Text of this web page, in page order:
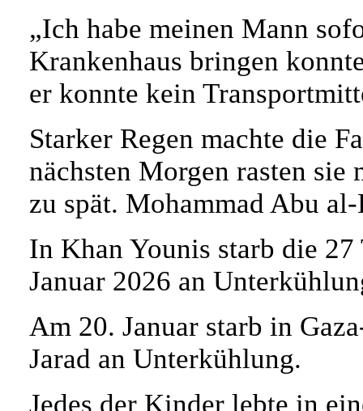
„Ich habe meinen Mann
Krankenhaus bringen
er konnte kein
Starker Regen machte die
nächsten Morgen rasten sie
zu spät. Mohammad Abu
In Khan Younis starb die 27
Januar 2026 an
Am 20. Januar starb in
Jarad an Unterkühlung.
Jedes der Kinder lebte in